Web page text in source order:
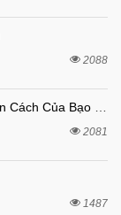
2088
2081
1487